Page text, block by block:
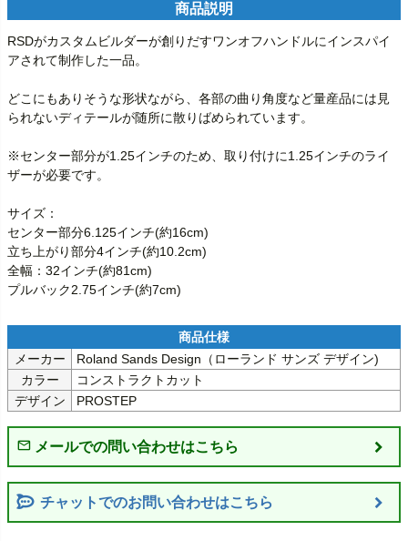
商品説明
RSDがカスタムビルダーが創りだすワンオフハンドルにインスパイ
アされて制作した一品。
どこにもありそうな形状ながら、各部の曲り角度など量産品には見
られないディテールが随所に散りばめられています。
※センター部分が1.25インチのため、取り付けに1.25インチのライ
ザーが必要です。
サイズ：
センター部分6.125インチ(約16cm)
立ち上がり部分4インチ(約10.2cm)
全幅：32インチ(約81cm)
プルバック2.75インチ(約7cm)
メーカー
カラー
コンストラクトカット
デザイン
PROSTEP
チャットでのお問い合わせはこちら